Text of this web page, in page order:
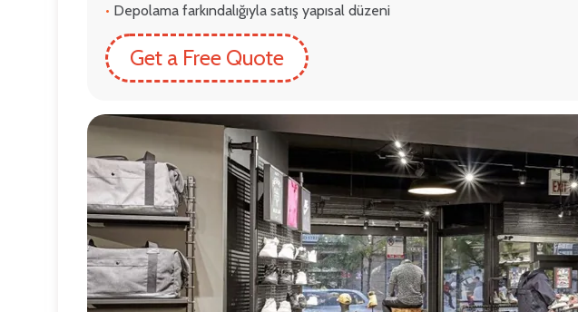
• Depolama farkındalığıyla satış yapısal düzeni
Get a Free Quote